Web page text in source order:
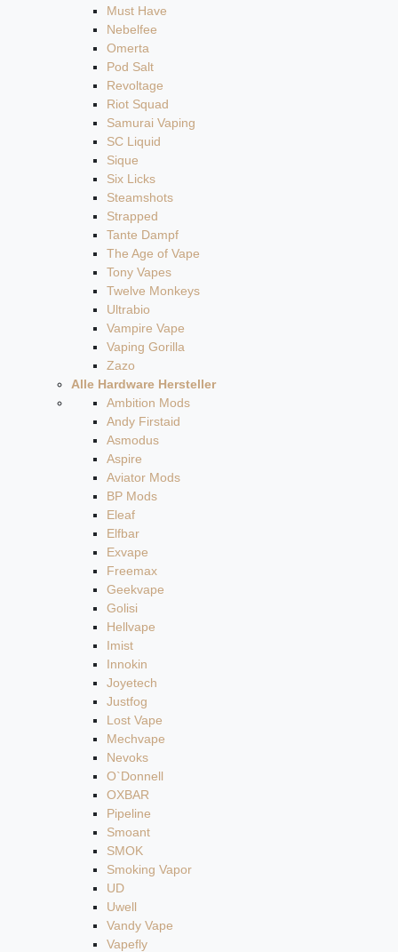
Must Have
Nebelfee
Omerta
Pod Salt
Revoltage
Riot Squad
Samurai Vaping
SC Liquid
Sique
Six Licks
Steamshots
Strapped
Tante Dampf
The Age of Vape
Tony Vapes
Twelve Monkeys
Ultrabio
Vampire Vape
Vaping Gorilla
Zazo
Alle Hardware Hersteller
Ambition Mods
Andy Firstaid
Asmodus
Aspire
Aviator Mods
BP Mods
Eleaf
Elfbar
Exvape
Freemax
Geekvape
Golisi
Hellvape
Imist
Innokin
Joyetech
Justfog
Lost Vape
Mechvape
Nevoks
O`Donnell
OXBAR
Pipeline
Smoant
SMOK
Smoking Vapor
UD
Uwell
Vandy Vape
Vapefly